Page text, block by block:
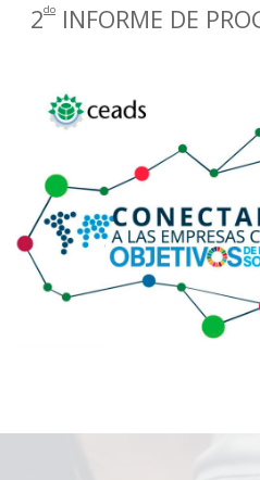
2do INFORME DE